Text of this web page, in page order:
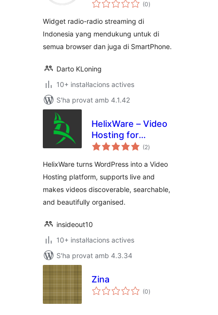
(0totals
)
Widget radio-radio streaming di
Indonesia yang mendukung untuk di
semua browser dan juga di SmartPhone.
Darto KLoning
10+ instal·lacions actives
S'ha provat amb 4.1.42
HelixWare – Video
Hosting for
WordPress
(2puntuacions
totals
)
HelixWare turns WordPress into a Video
Hosting platform, supports live and
makes videos discoverable, searchable,
and beautifully organised.
insideout10
10+ instal·lacions actives
S'ha provat amb 4.3.34
Zina
(0puntuacions
totals
)